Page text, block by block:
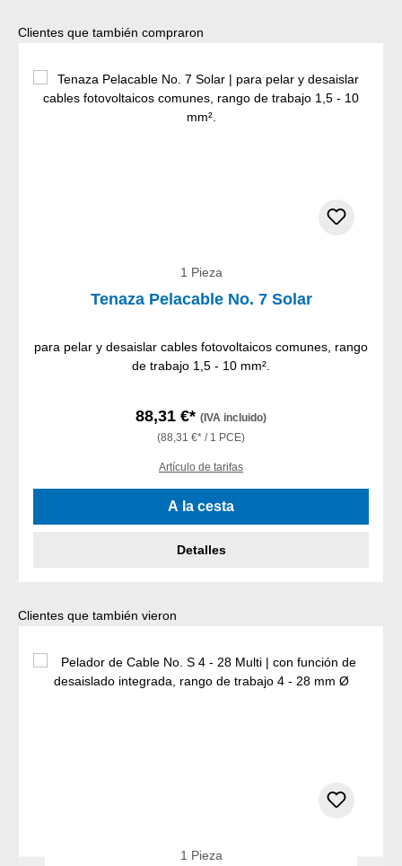
Omitir la galería de productos
Clientes que también compraron
1 Pieza
Tenaza Pelacable No. 7 Solar
para pelar y desaislar cables fotovoltaicos comunes, rango
de trabajo 1,5 - 10 mm².
88,31 €* (IVA incluido)
(88,31 €* / 1 PCE)
Artículo de tarifas
A la cesta
Detalles
Omitir la galería de productos
Clientes que también vieron
1 Pieza